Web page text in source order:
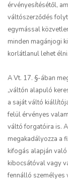
érvényesítésétől,
váltószerződés
egymással
minden magánjogi
korlátlanul lehet
A Vt. 17. §-ában
„váltón alapuló
a saját váltó
felül érvényes
váltó forgatóira is.
megakadályozza a
kifogás alapján
kibocsátóval vagy
fennálló személyes